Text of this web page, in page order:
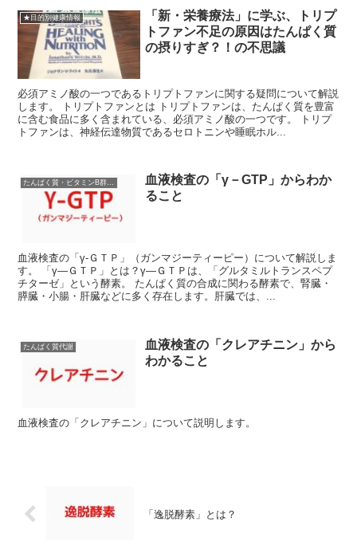
★目的別健康情報
「新・栄養療法」に学ぶ、トリプ
トファン不足の原因はたんぱく質
の摂りすぎ？！の不思議
必須アミノ酸の一つであるトリプトファンに関する疑問について解説
します。 トリプトファンとは トリプトファンは、たんぱく質を豊富
に含む食品に多く含まれている、必須アミノ酸の一つです。 トリプ
トファンは、神経伝達物質であるセロトニンや睡眠ホル...
たんぱく質・ビタミンB群・ミネラル類などの指標（酵素類）
血液検査の「γ－GTP」からわか
ること
血液検査の「γ‐ＧＴＰ」（ガンマジーティーピー）について解説しま
す。 「γ―ＧＴＰ」とは？γ―ＧＴＰは、「グルタミルトランスペプ
チターゼ」という酵素。 たんぱく質の合成に関わる酵素で、腎臓・
膵臓・小腸・肝臓などに多く存在します。肝臓では、...
たんぱく質代謝
血液検査の「クレアチニン」から
わかること
血液検査の「クレアチニン」について説明します。
「逸脱酵素」とは？